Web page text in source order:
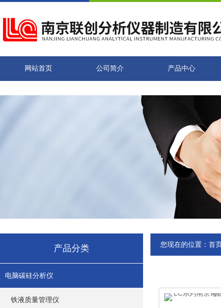
网站首页 公司简介 产品中心
产品分类
电脑碳硅分析仪
铁液质量管理仪
您现在的位置： 首